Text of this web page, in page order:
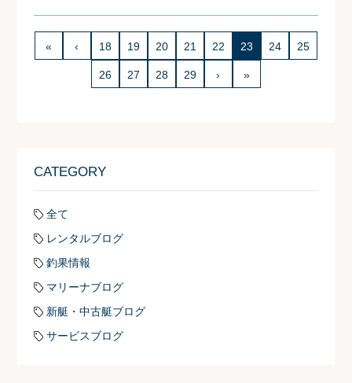
« ‹ 18 19 20 21 22 23 24 25
26 27 28 29 › »
CATEGORY
全て
レンタルブログ
釣果情報
マリーナブログ
新艇・中古艇ブログ
サービスブログ